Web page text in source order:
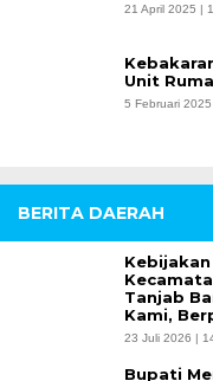
21 April 2025 |
Unit
5 Februari
BERITA DAERAH
Tanjab
Kami,
23 Juli 2026 |
Bupati